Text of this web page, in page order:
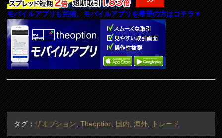
モバイルアプリも完備、モバイルアプリを希望の方はコチラ▼
タグ：ザオプション ,Theoption 国内 ,海外 トレード